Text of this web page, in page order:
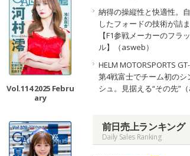
Vol.114 2025 Febru
ary
納得の操縦性と快適性。
したフォードの技術が詰
【F1参戦メーカーのフラ
ル】（asweb）
HELM MOTORSPORTS
第4戦富士でチーム初のシ
シュ。見据える“その先”（
前日売上ランキング
Daily Sales Ranking